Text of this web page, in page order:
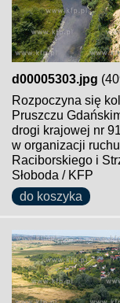
d00005303.jpg
Rozpoczyna się
Pruszczu
drogi krajowej nr
w organizacji
Raciborskiego i
Słoboda / KFP
do koszyka